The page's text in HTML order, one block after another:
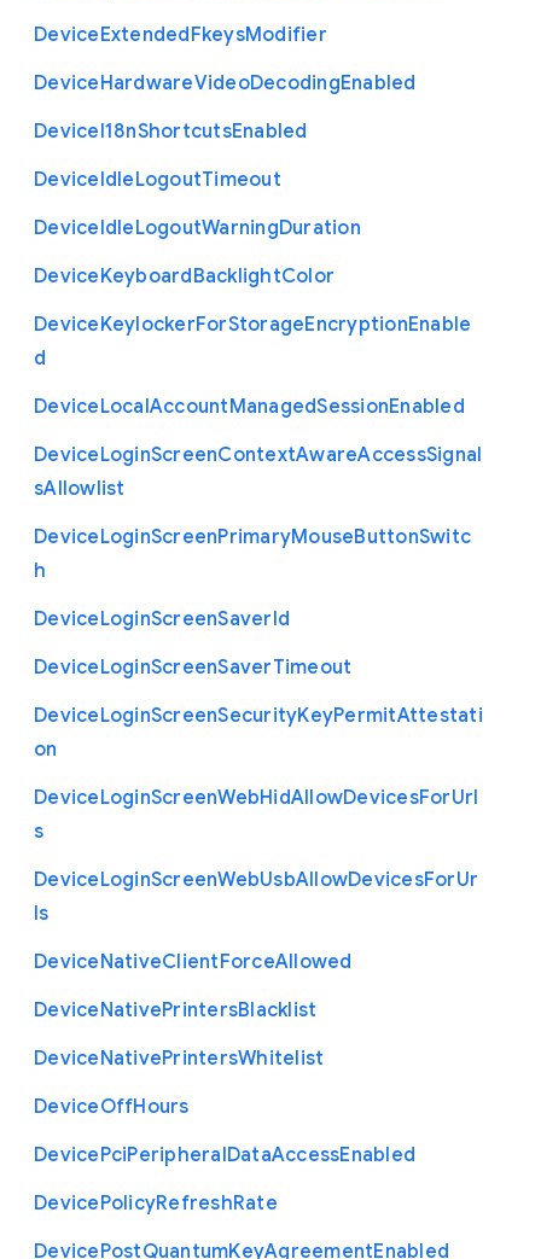
DeviceExtendedFkeysModifier
DeviceHardwareVideoDecodingEnabled
DeviceI18nShortcutsEnabled
DeviceIdleLogoutTimeout
DeviceIdleLogoutWarningDuration
DeviceKeyboardBacklightColor
DeviceKeylockerForStorageEncryptionEnable
d
DeviceLocalAccountManagedSessionEnabled
DeviceLoginScreenContextAwareAccessSignal
sAllowlist
DeviceLoginScreenPrimaryMouseButtonSwitc
h
DeviceLoginScreenSaverId
DeviceLoginScreenSaverTimeout
DeviceLoginScreenSecurityKeyPermitAttestati
on
DeviceLoginScreenWebHidAllowDevicesForUrl
s
DeviceLoginScreenWebUsbAllowDevicesForUr
ls
DeviceNativeClientForceAllowed
DeviceNativePrintersBlacklist
DeviceNativePrintersWhitelist
DeviceOffHours
DevicePciPeripheralDataAccessEnabled
DevicePolicyRefreshRate
DevicePostQuantumKeyAgreementEnabled